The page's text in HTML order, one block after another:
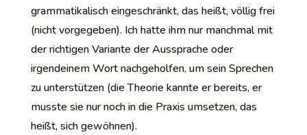
grammatikalisch eingeschränkt, das heißt, völlig frei
(nicht vorgegeben). Ich hatte ihm nur manchmal mit
der richtigen Variante der Aussprache oder
irgendeinem Wort nachgeholfen, um sein Sprechen
zu unterstützen (die Theorie kannte er bereits, er
musste sie nur noch in die Praxis umsetzen, das
heißt, sich gewöhnen).